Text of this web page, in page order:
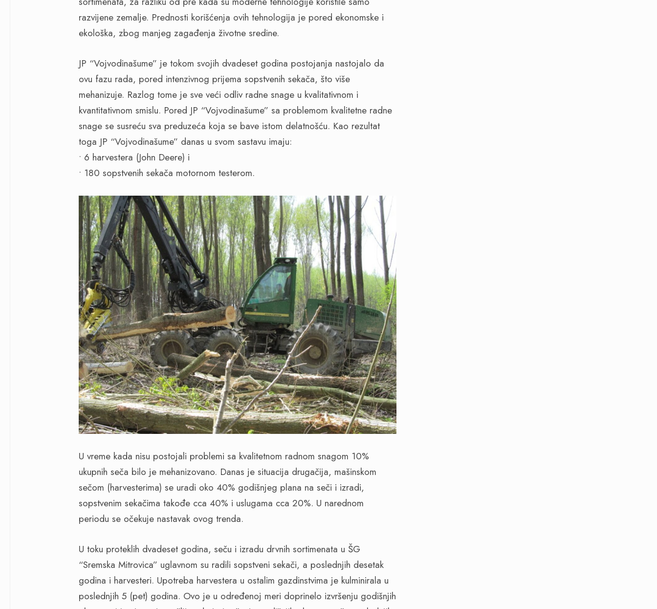
razvijene zemalje. Prednosti korišćenja ovih tehnologija je pored ekonomske i
ekološka, zbog manjeg zagađenja životne sredine.
JP “Vojvodinašume” je tokom svojih dvadeset godina postojanja nastojalo da
ovu fazu rada, pored intenzivnog prijema sopstvenih sekača, što više
mehanizuje. Razlog tome je sve veći odliv radne snage u kvalitativnom i
kvantitativnom smislu. Pored JP “Vojvodinašume” sa problemom kvalitetne radne
snage se susreću sva preduzeća koja se bave istom delatnošću. Kao rezultat
toga JP “Vojvodinašume” danas u svom sastavu imaju:
• 6 harvestera (John Deere) i
• 180 sopstvenih sekača motornom testerom.
U vreme kada nisu postojali problemi sa kvalitetnom radnom snagom 10%
ukupnih seča bilo je mehanizovano. Danas je situacija drugačija, mašinskom
sečom (harvesterima) se uradi oko 40% godišnjeg plana na seči i izradi,
sopstvenim sekačima takođe cca 40% i uslugama cca 20%. U narednom
periodu se očekuje nastavak ovog trenda.
U toku proteklih dvadeset godina, seču i izradu drvnih sortimenata u ŠG
“Sremska Mitrovica” uglavnom su radili sopstveni sekači, a poslednjih desetak
godina i harvesteri. Upotreba harvestera u ostalim gazdinstvima je kulminirala u
poslednjih 5 (pet) godina. Ovo je u određenoj meri doprinelo izvršenju godišnjih